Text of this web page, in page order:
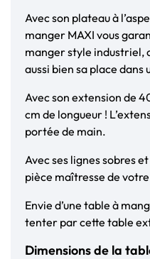
Avec son plateau à
manger MAXI vous
manger style industriel,
aussi bien sa place dans
Avec son extension de
cm de longueur !
portée de main.
Avec ses lignes sobres
pièce maîtresse de votre
Envie d’une table à
tenter par cette table
Dimensions de la